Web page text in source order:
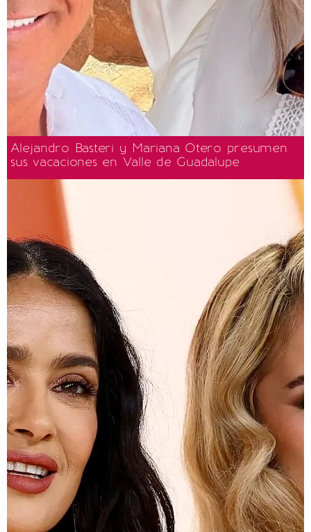
Alejandro Basteri y Mariana Otero presumen
sus vacaciones en Valle de Guadalupe